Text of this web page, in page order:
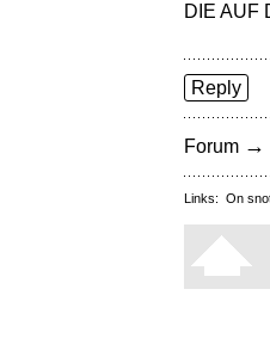
DIE AUF
Reply
Forum →
Links: On